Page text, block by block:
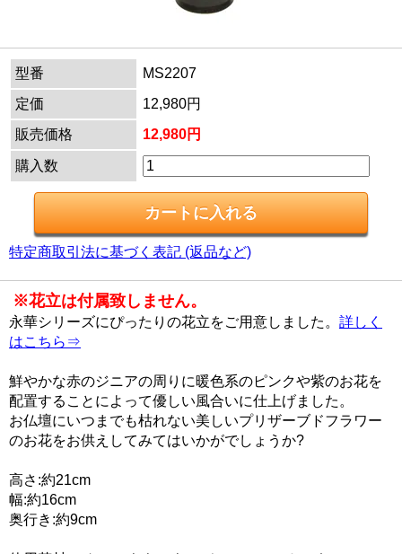
型番
MS2207
定価
12,980円
販売価格
12,980円
購入数
特定商取引法に基づく表記 (返品など)
※花立は付属致しません。
永華シリーズにぴったりの花立をご用意しました。 詳しく
はこちら⇒
鮮やかな赤のジニアの周りに暖色系のピンクや紫のお花を
配置することによって優しい風合いに仕上げました。
お仏壇にいつまでも枯れない美しいプリザーブドフラワー
のお花をお供えしてみてはいかがでしょうか?
高さ:約21cm
幅:約16cm
奥行き:約9cm